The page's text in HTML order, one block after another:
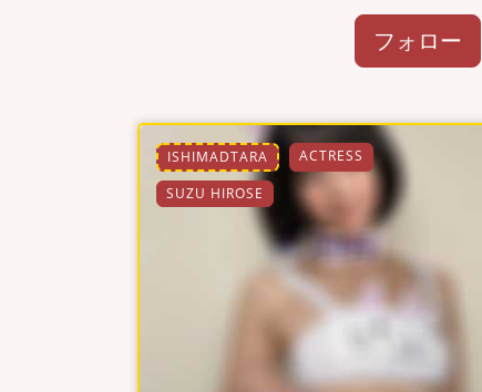
フォロー
ISHIMADTARA
ACTRESS
SUZU HIROSE